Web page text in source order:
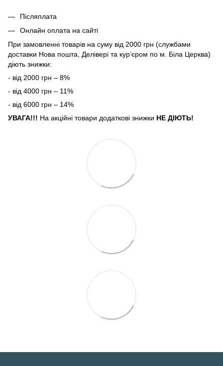
Післяплата
Онлайн оплата на сайті
При замовленні товарів на суму від 2000 грн (службами
доставки Нова пошта, Делівері та кур’єром по м. Біла Церква)
діють знижки:
- від 2000 грн – 8%
- від 4000 грн – 11%
- від 6000 грн – 14%
УВАГА!!! На акційні товари додаткові знижки НЕ ДІЮТЬ!